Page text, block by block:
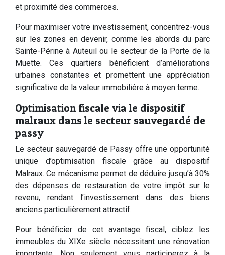
et proximité des commerces.
Pour maximiser votre investissement, concentrez-vous
sur les zones en devenir, comme les abords du parc
Sainte-Périne à Auteuil ou le secteur de la Porte de la
Muette. Ces quartiers bénéficient d’améliorations
urbaines constantes et promettent une appréciation
significative de la valeur immobilière à moyen terme.
Optimisation fiscale via le dispositif
malraux dans le secteur sauvegardé de
passy
Le secteur sauvegardé de Passy offre une opportunité
unique d’optimisation fiscale grâce au dispositif
Malraux. Ce mécanisme permet de déduire jusqu’à 30%
des dépenses de restauration de votre impôt sur le
revenu, rendant l’investissement dans des biens
anciens particulièrement attractif.
Pour bénéficier de cet avantage fiscal, ciblez les
immeubles du XIXe siècle nécessitant une rénovation